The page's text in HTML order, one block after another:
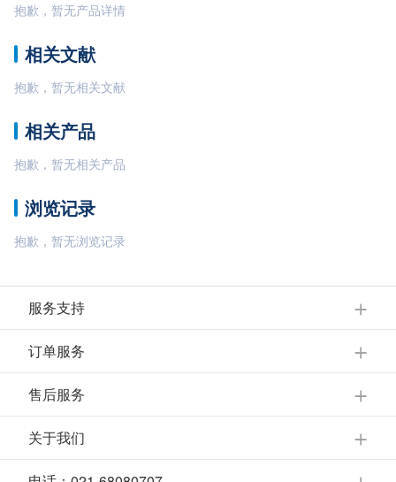
抱歉，暂无产品详情
相关文献
抱歉，暂无相关文献
相关产品
抱歉，暂无相关产品
浏览记录
抱歉，暂无浏览记录
服务支持
订单服务
售后服务
关于我们